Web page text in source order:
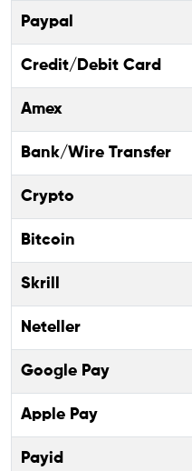
Paypal
Credit/Debit Card
Amex
Bank/Wire Transfer
Crypto
Bitcoin
Skrill
Neteller
Google Pay
Apple Pay
Payid